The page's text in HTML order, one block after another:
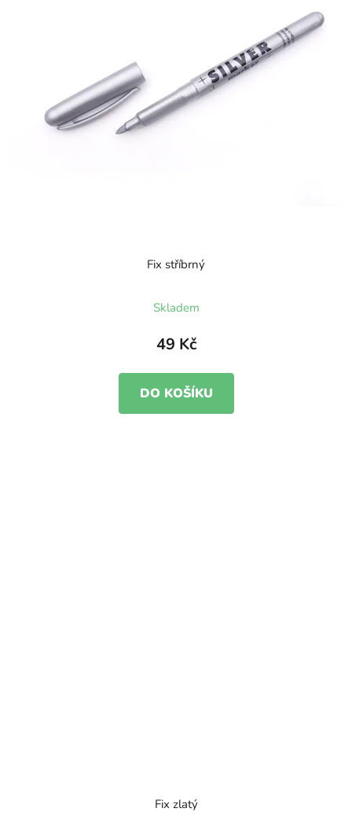
Fix stříbrný
Skladem
49 Kč
DO KOŠÍKU
Fix zlatý